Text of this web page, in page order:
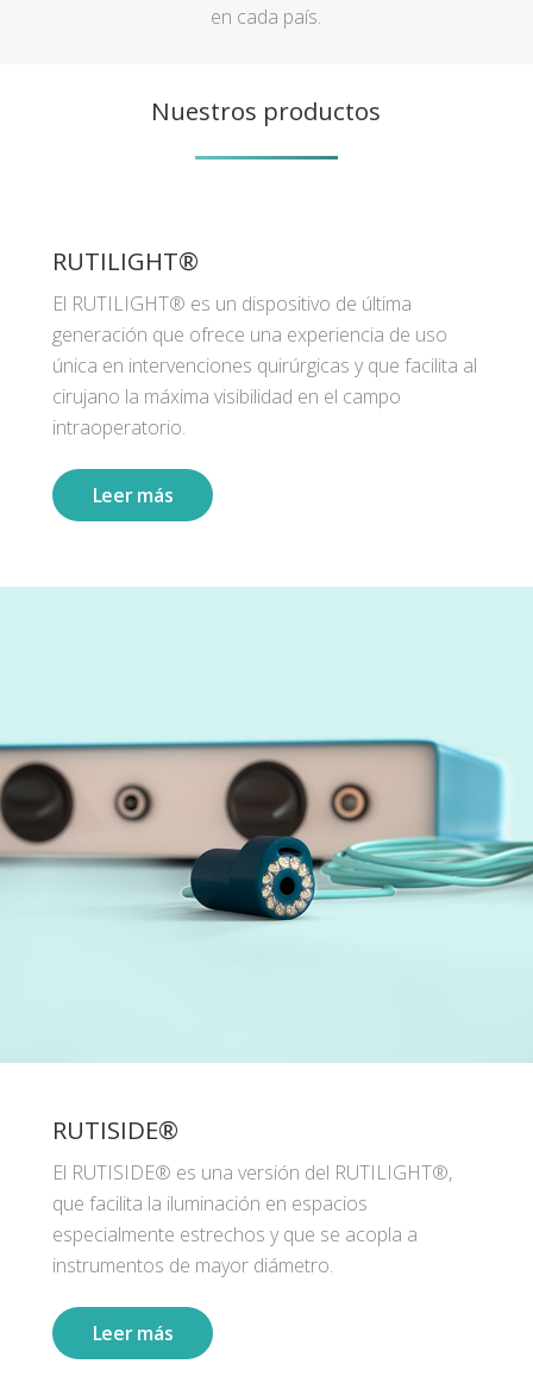
en cada país.
Nuestros productos
RUTILIGHT®
El RUTILIGHT® es un dispositivo de última
generación que ofrece una experiencia de uso
única en intervenciones quirúrgicas y que facilita al
cirujano la máxima visibilidad en el campo
intraoperatorio.
Leer más
RUTISIDE®
El RUTISIDE® es una versión del RUTILIGHT®,
que facilita la iluminación en espacios
especialmente estrechos y que se acopla a
instrumentos de mayor diámetro.
Leer más